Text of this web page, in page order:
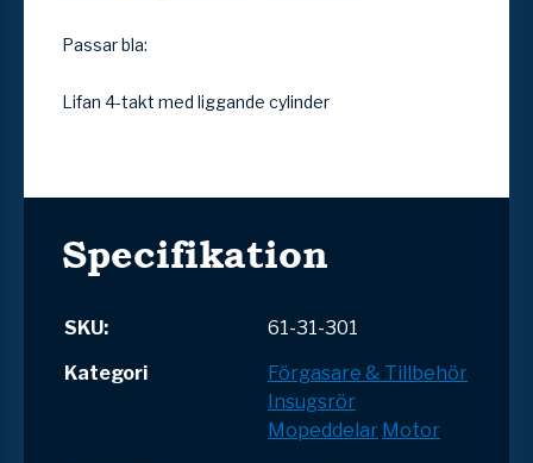
Passar bla:
Lifan 4-takt med liggande cylinder
Specifikation
SKU:
61-31-301
Kategori
Förgasare & Tillbehör
Insugsrör
Mopeddelar Motor